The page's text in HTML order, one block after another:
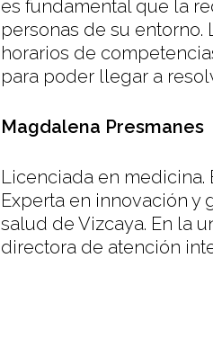
es fundamental que la
personas de su
horarios de
para poder llegar a
Magdalena Presmanes
Licenciada en medicina.
Experta en innovación y
salud de Vizcaya. En la
directora de atención